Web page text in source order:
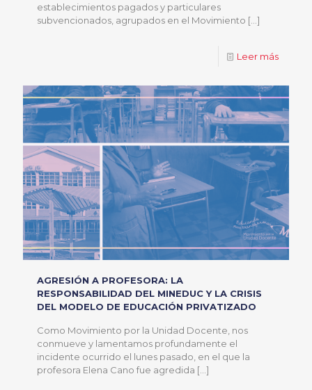
establecimientos pagados y particulares
subvencionados, agrupados en el Movimiento […]
Leer más
AGRESIÓN A PROFESORA: LA
RESPONSABILIDAD DEL MINEDUC Y LA CRISIS
DEL MODELO DE EDUCACIÓN PRIVATIZADO
Como Movimiento por la Unidad Docente, nos
conmueve y lamentamos profundamente el
incidente ocurrido el lunes pasado, en el que la
profesora Elena Cano fue agredida […]